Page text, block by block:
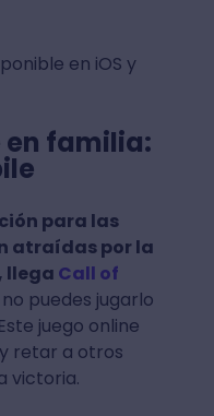
en iOS y
en familia:
para las
atraídas por la
llega Call of
puedes jugarlo
juego online
retar a otros
victoria.